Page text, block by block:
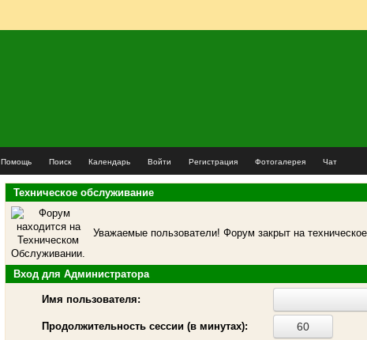
Помощь Поиск Календарь Войти Регистрация Фотогалерея Чат
Техническое обслуживание
Уважаемые пользователи! Форум закрыт на
Вход для Администратора
Имя пользователя:
Продолжительность сессии (в минутах):